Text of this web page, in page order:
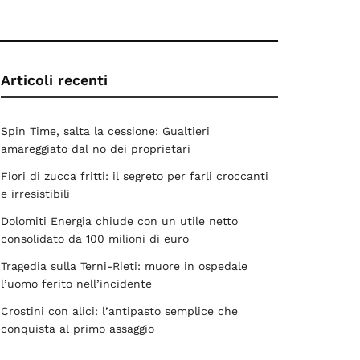
Articoli recenti
Spin Time, salta la cessione: Gualtieri
amareggiato dal no dei proprietari
Fiori di zucca fritti: il segreto per farli croccanti
e irresistibili
Dolomiti Energia chiude con un utile netto
consolidato da 100 milioni di euro
Tragedia sulla Terni-Rieti: muore in ospedale
l’uomo ferito nell’incidente
Crostini con alici: l’antipasto semplice che
conquista al primo assaggio